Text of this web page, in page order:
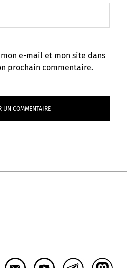
e-mail et mon site dans
prochain commentaire.